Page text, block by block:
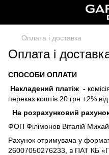
Оплата і доставка
Оплата і
СПОСОБИ ОПЛАТИ
Накладений платіж -
переказ коштів 20 грн +2%
На розрахунковий
ФОП Філімонов Віталій
Рахунок отримувача у
26007050276233, в ПАТ КБ